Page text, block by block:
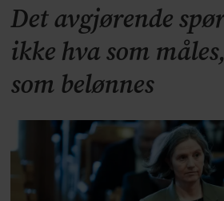
Det avgjørende
ikke hva som
som belønnes